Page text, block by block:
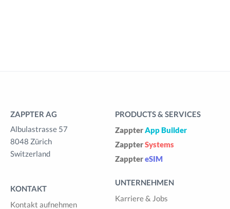
ZAPPTER AG
Albulastrasse 57
8048 Zürich
Switzerland
KONTAKT
Kontakt aufnehmen
PRODUCTS & SERVICES
ZappterApp Builder
ZappterSystems
ZapptereSIM
UNTERNEHMEN
Karriere & Jobs